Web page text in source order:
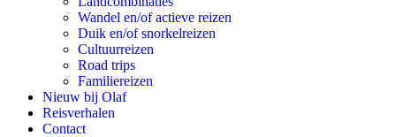
Wandel en/of actieve reizen
Duik en/of snorkelreizen
Cultuurreizen
Road trips
Familiereizen
Nieuw bij Olaf
Reisverhalen
Contact